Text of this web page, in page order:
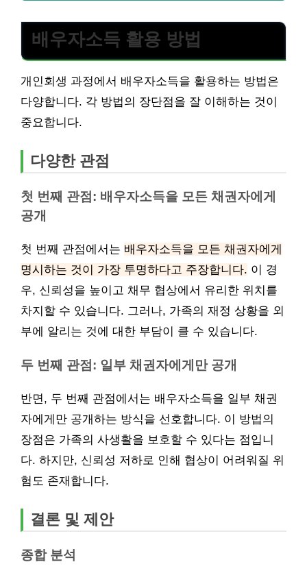
배우자소득 활용 방법
개인회생 과정에서 배우자소득을 활용하는 방법은
다양합니다. 각 방법의 장단점을 잘 이해하는 것이
중요합니다.
다양한 관점
첫 번째 관점: 배우자소득을 모든 채권자에게
공개
첫 번째 관점에서는 배우자소득을 모든 채권자에게
명시하는 것이 가장 투명하다고 주장합니다. 이 경
우, 신뢰성을 높이고 채무 협상에서 유리한 위치를
차지할 수 있습니다. 그러나, 가족의 재정 상황을 외
부에 알리는 것에 대한 부담이 클 수 있습니다.
두 번째 관점: 일부 채권자에게만 공개
반면, 두 번째 관점에서는 배우자소득을 일부 채권
자에게만 공개하는 방식을 선호합니다. 이 방법의
장점은 가족의 사생활을 보호할 수 있다는 점입니
다. 하지만, 신뢰성 저하로 인해 협상이 어려워질 위
험도 존재합니다.
결론 및 제안
종합 분석